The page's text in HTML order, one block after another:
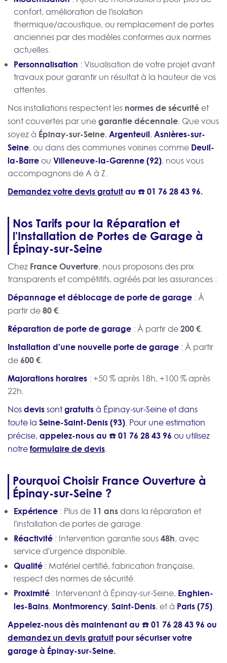
confort, amélioration de l'isolation
thermique/acoustique, ou remplacement de portes
anciennes par des modèles conformes aux normes
actuelles.
Personnalisation : Visualisation de votre projet avant
travaux pour garantir un résultat à la hauteur de vos
attentes.
Nos installations respectent les normes de sécurité et
sont couvertes par unegarantie décennale. Que vous
soyez à Épinay-sur-Seine, Argenteuil, Asnières-sur-
Seine, ou dans des communes voisines comme Deuil-
la-Barreou Villeneuve-la-Garenne (92), nous vous
accompagnons de A à Z.
Demandez votre devis gratuitau ☎️01 76 28 43 96.
Nos Tarifs pour la Réparation et
l'Installation de Portes de Garage à
Épinay-sur-Seine
Chez France Ouverture, nous proposons des prix
transparents et compétitifs, agréés par les assurances :
Dépannage et déblocage de porte de garage : À
partir de80 €.
Réparation de porte de garage : À partir de200 €.
Installation d'une nouvelle porte de garage : À partir
de600 €.
Majorations horaires : +50 % après 18h, +100 % après
22h.
Nosdevissontgratuitsà Épinay-sur-Seine et dans
toute la Seine-Saint-Denis (93). Pour une estimation
précise,appelez-nous au ☎️01 76 28 43 96 ou utilisez
notreformulaire de devis.
Pourquoi Choisir France Ouverture à
Épinay-sur-Seine ?
Expérience : Plus de 11 ans dans la réparation et
l'installation de portes de garage.
Réactivité : Intervention garantie sous48h, avec
service d'urgence disponible.
Qualité : Matériel certifié, fabrication française,
respect des normes de sécurité.
Proximité : Intervenant à Épinay-sur-Seine, Enghien-
les-Bains, Montmorency, Saint-Denis, et à Paris (75).
Appelez-nous dès maintenant au ☎️01 76 28 43 96 ou
demandez un devis gratuit pour sécuriser votre
garage à Épinay-sur-Seine.